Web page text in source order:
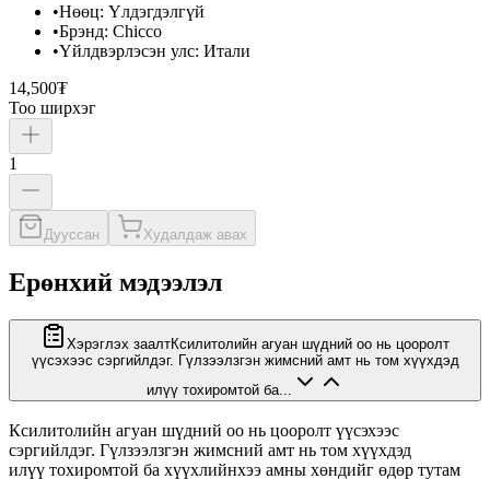
•Нөөц: Үлдэгдэлгүй
•Брэнд: Chicco
•Үйлдвэрлэсэн улс: Итали
14,500₮
Тоо ширхэг
1
Дууссан Худалдаж авах
Ерөнхий мэдээлэл
Хэрэглэх заалтКсилитолийн агуан шүдний оо нь цооролт
үүсэхээс сэргийлдэг. Гүлзээлзгэн жимсний амт нь том хүүхдэд
илүү тохиромтой ба...
Ксилитолийн агуан шүдний оо нь цооролт үүсэхээс
сэргийлдэг. Гүлзээлзгэн жимсний амт нь том хүүхдэд
илүү тохиромтой ба хүүхлийнхээ амны хөндийг өдөр тутам